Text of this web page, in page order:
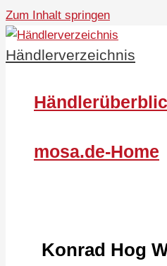
Zum Inhalt springen
Händlerverzeichnis
mosa.de-Home
Konrad Hog